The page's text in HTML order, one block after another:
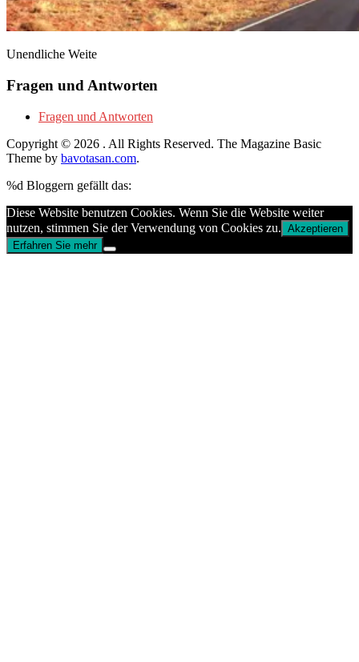
Unendliche Weite
Fragen und Antworten
Fragen und Antworten
Copyright © 2026 . All Rights Reserved. The Magazine Basic
Theme by bavotasan.com.
%d Bloggern gefällt das:
Diese Website benutzen Cookies. Wenn Sie die Website weiter
nutzen, stimmen Sie der Verwendung von Cookies zu. Akzeptieren
Erfahren Sie mehr